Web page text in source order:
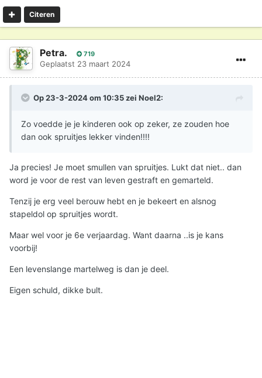
Citeren
Petra. 719
Geplaatst 23 maart 2024
Op 23-3-2024 om 10:35 zei Noel2:
Zo voedde je je kinderen ook op zeker, ze zouden hoe
dan ook spruitjes lekker vinden!!!!
Ja precies! Je moet smullen van spruitjes. Lukt dat niet.. dan
word je voor de rest van leven gestraft en gemarteld.
Tenzij je erg veel berouw hebt en je bekeert en alsnog
stapeldol op spruitjes wordt.
Maar wel voor je 6e verjaardag. Want daarna ..is je kans
voorbij!
Een levenslange martelweg is dan je deel.
Eigen schuld, dikke bult.